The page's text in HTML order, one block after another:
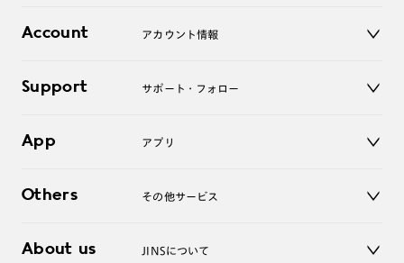
コンタクトレンズ
アクセサリー
オンラインショップ
Account アカウント情報
ログアウト
Support サポート・フォロー
よくあるご質問
お問い合わせ
App アプリ
Others その他サービス
レンズ交換
About us JINSについて